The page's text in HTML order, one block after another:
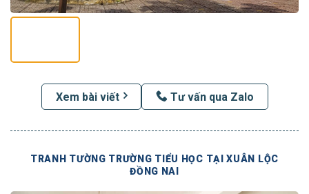
Xem bài viết Tư vấn qua Zalo
TRANH TƯỜNG TRƯỜNG TIỂU HỌC TẠI XUÂN LỘC
ĐỒNG NAI